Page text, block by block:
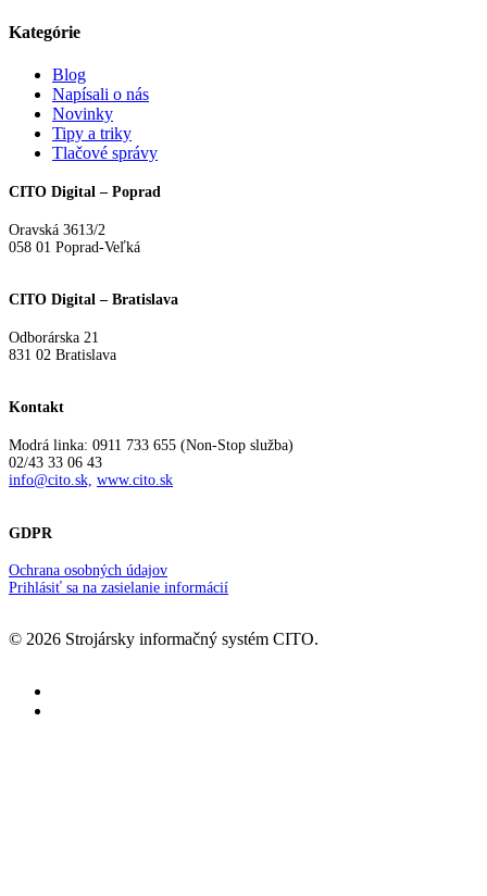
Kategórie
Blog
Napísali o nás
Novinky
Tipy a triky
Tlačové správy
CITO Digital – Poprad
Oravská 3613/2
058 01 Poprad-Veľká
CITO Digital – Bratislava
Odborárska 21
831 02 Bratislava
Kontakt
Modrá linka: 0911 733 655 (Non-Stop služba)
02/43 33 06 43
info@cito.sk, www.cito.sk
GDPR
Ochrana osobných údajov
Prihlásiť sa na zasielanie informácií
© 2026 Strojársky informačný systém CITO.